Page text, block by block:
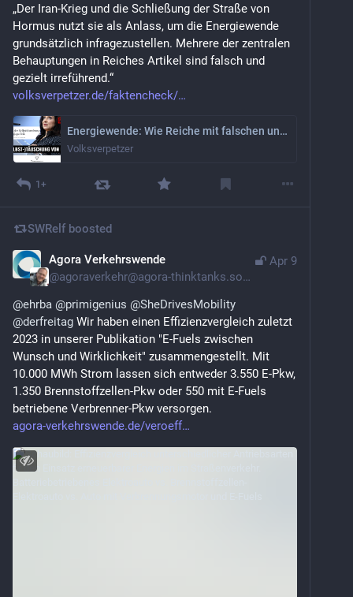
„Der Iran-Krieg und die Schließung der Straße von
Hormus nutzt sie als Anlass, um die Energiewende
grundsätzlich infragezustellen. Mehrere der zentralen
Behauptungen in Reiches Artikel sind falsch und
gezielt irreführend.“
volksverpetzer.de/faktencheck/
Energiewende: Wie Reiche mit falschen und irreführenden Zahlen täuscht
Volksverpetzer
1+
SWRelf boosted
Apr 9
Agora Verkehrswende
@agoraverkehr@agora-thinktanks.social
@ehrba @primigenius @SheDrivesMobility
@derfreitag Wir haben einen Effizienzvergleich zuletzt
2023 in unserer Publikation "E-Fuels zwischen
Wunsch und Wirklichkeit" zusammengestellt. Mit
10.000 MWh Strom lassen sich entweder 3.550 E-Pkw,
1.350 Brennstoffzellen-Pkw oder 550 mit E-Fuels
betriebene Verbrenner-Pkw versorgen.
agora-verkehrswende.de/veroeff